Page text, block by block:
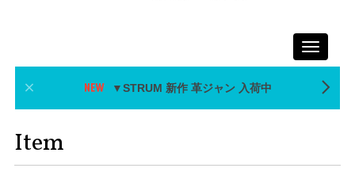
Toggle
▼STRUM 新作 革ジャン 入荷中
Item